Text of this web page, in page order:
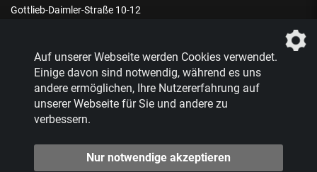
Gottlieb-Daimler-Straße 10-12
Zentrale:02234 9217-0
Abfallberatung:02234 9217-17
Auf unserer Webseite werden Cookies verwendet.
Einige davon sind notwendig, während es uns
andere ermöglichen, Ihre Nutzererfahrung auf
unserer Webseite für Sie und andere zu
verbessern.
Nur notwendige akzeptieren